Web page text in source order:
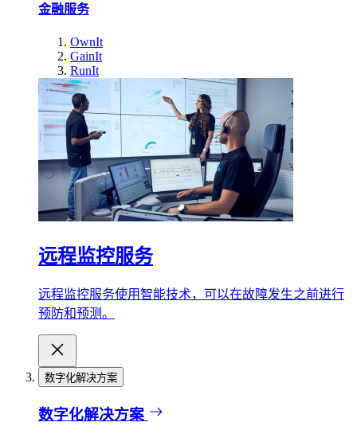
金融服务
OwnIt
GainIt
RunIt
远程监控服务
远程监控服务使用智能技术，可以在故障发生之前进行
预防和预测。
数字化解决方案
数字化解决方案